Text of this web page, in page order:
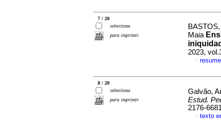
7 / 20
selecciona
para imprimir
Maia
2023,
·
8 / 20
selecciona
para imprimir
Galvão,
Estud.
2176-
· texto